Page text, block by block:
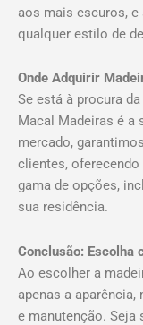
aos mais escuros,
qualquer estilo de
Onde Adquirir
Se está à procura
Macal Madeiras é a
mercado,
clientes,
gama de opções,
sua residência.
Conclusão: Escolha
Ao escolher a
apenas a
e manutenção. Seja